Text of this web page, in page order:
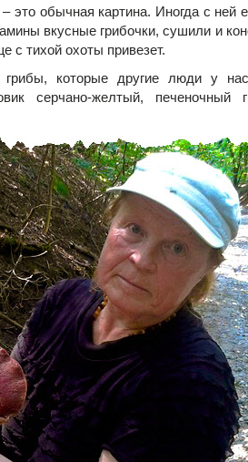
обычная картина. Иногда с ней
вкусные грибочки, сушили и
с тихой охоты привезет.
которые другие люди у
серчано-желтый, печеночный